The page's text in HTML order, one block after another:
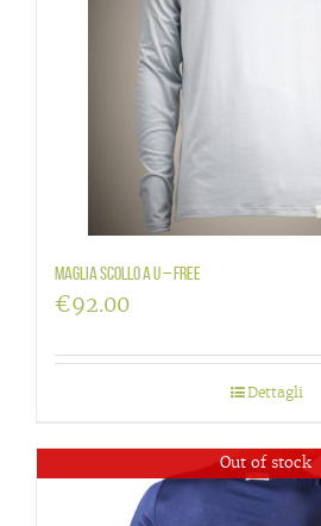
Maglia scollo a U – Free
€92.00
Dettagli
Out of stock